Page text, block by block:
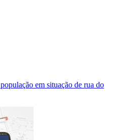
em situação de rua do